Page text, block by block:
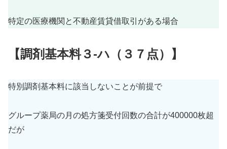
特定の医療機関と不動産賃貸借取引がある場合
【調剤基本料３-ハ （３７ 点） 】
特別調剤基本料に該当しないことが前提で
グループ薬局の月の処方箋受付回数の合計が400000枚超
だが